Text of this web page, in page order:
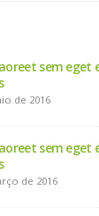
sem eget
de 2016
sem eget
de 2016